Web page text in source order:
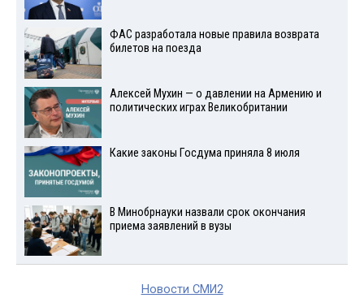
ФАС разработала новые правила возврата
билетов на поезда
Алексей Мухин — о давлении на Армению и
политических играх Великобритании
Какие законы Госдума приняла 8 июля
В Минобрнауки назвали срок окончания
приема заявлений в вузы
Новости СМИ2